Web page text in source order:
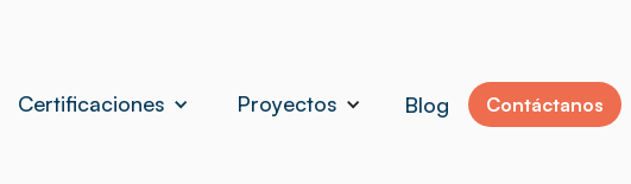
Certificaciones Proyectos Blog Contáctanos